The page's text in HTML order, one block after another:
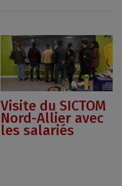
Visite du SICTOM
Nord-Allier avec
les salariés